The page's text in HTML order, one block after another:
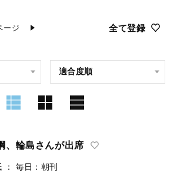
ージ 全て登録
、輪島さんが出席
：
毎日：朝刊